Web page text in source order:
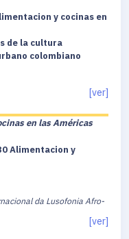
y cocinas en
de la cultura
colombiano
[ver]
en las Américas
Alimentacion y
da Lusofonia Afro-
[ver]